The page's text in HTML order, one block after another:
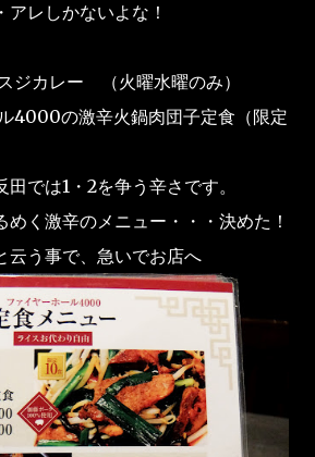
レしかないよな！
ジカレー （火曜水曜のみ）
4000の激辛火鍋肉団子定食（限定
では1・2を争う辛さです。
く激辛のメニュー・・・決めた！
云う事で、急いでお店へ